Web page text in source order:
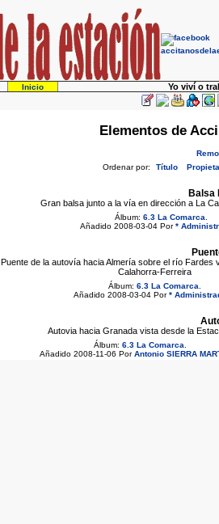
Inicio Yo viví o
Elementos de
Ordenar por:
Título
Balsa
Gran balsa junto a la vía en dirección a La
Álbum: 6.3 La Comarca
Añadido 2008-03-04 Por*
Puente de la autovía hacia Almería sobre el río Fardes
Calahorra-Ferreira
Álbum: 6.3 La Comarca
Añadido 2008-03-04 Por*
Autovia hacia Granada vista desde la
Álbum: 6.3 La Comarca
Añadido 2008-11-06 PorAntonio SIERRA